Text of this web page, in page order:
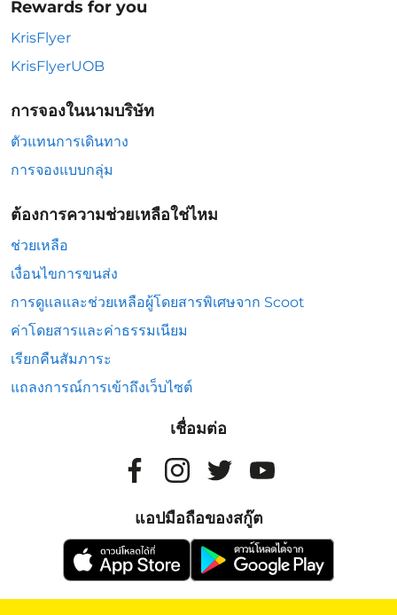
Rewards for you
KrisFlyer
KrisFlyerUOB
การจองในนามบริษัท
ตัวแทนการเดินทาง
การจองแบบกลุ่ม
ต้องการความช่วยเหลือใช่ไหม
ช่วยเหลือ
เงื่อนไขการขนส่ง
การดูแลและช่วยเหลือผู้โดยสารพิเศษจาก Scoot
ค่าโดยสารและค่าธรรมเนียม
เรียกคืนสัมภาระ
แถลงการณ์การเข้าถึงเว็บไซต์
เชื่อมต่อ
แอปมือถือของสกู๊ต